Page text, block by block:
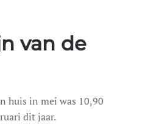
van de
huis in mei was 10,90
dit jaar.